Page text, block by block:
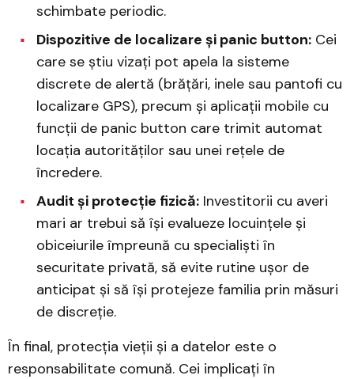
schimbate periodic.
Dispozitive de localizare și panic button: Cei
care se știu vizați pot apela la sisteme
discrete de alertă (brățări, inele sau pantofi cu
localizare GPS), precum și aplicații mobile cu
funcții de panic button care trimit automat
locația autorităților sau unei rețele de
încredere.
Audit și protecție fizică: Investitorii cu averi
mari ar trebui să își evalueze locuințele și
obiceiurile împreună cu specialiști în
securitate privată, să evite rutine ușor de
anticipat și să își protejeze familia prin măsuri
de discreție.
În final, protecția vieții și a datelor este o
responsabilitate comună. Cei implicați în